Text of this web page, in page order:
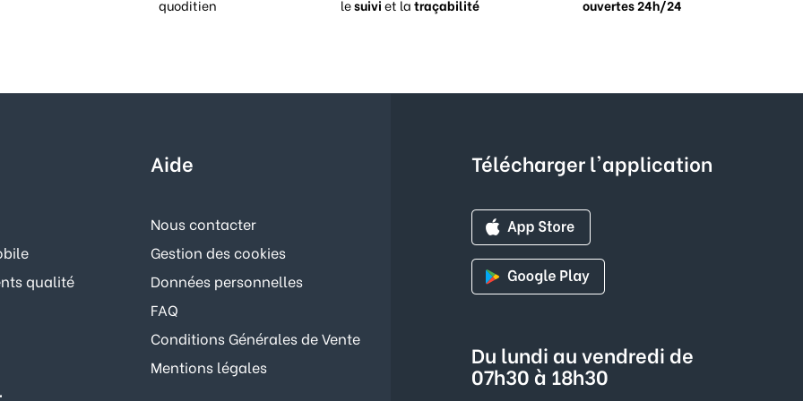
quoditien lesuiviet latraçabilité ouvertes 24h/24
qualité
Aide
Nous contacter
Gestion des cookies
Données personnelles
FAQ
Conditions Générales de Vente
Mentions légales
Télécharger l'application
Du lundi au vendredi de
07h30 à 18h30